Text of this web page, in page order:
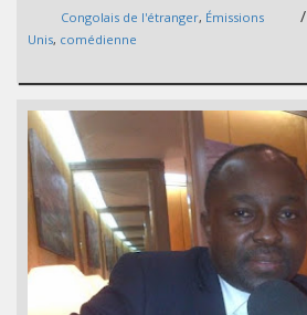
Congolais de l'étranger, Émissions /
Unis, comédienne